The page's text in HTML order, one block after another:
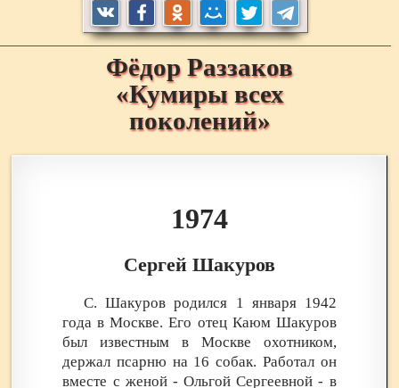
Фёдор Раззаков
«Кумиры всех
поколений»
1974
Сергей Шакуров
С. Шакуров родился 1 января 1942
года в Москве. Его отец Каюм Шакуров
был известным в Москве охотником,
держал псарню на 16 собак. Работал он
вместе с женой - Ольгой Сергеевной - в